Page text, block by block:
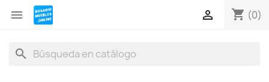
 shopping_cart (0)

search